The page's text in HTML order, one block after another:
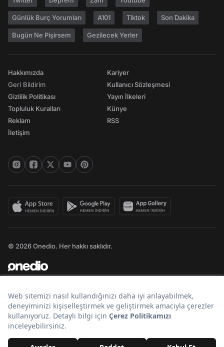
Günlük Burç Yorumları A101 Tiktok Son Dakika
Bugün Ne Pişirsem Gezilecek Yerler
Hakkımızda
Geri Bildirim
Gizlilik Politikası
Topluluk Kuralları
Reklam
İletişim
Kariyer
Kullanıcı Sözleşmesi
Yayın İlkeleri
Künye
RSS
© 2026 Onedio. Her hakkı saklıdır.
Bir markasıdır.